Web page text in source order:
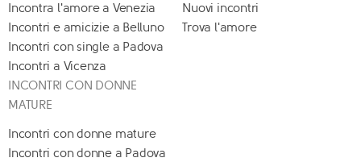
Incontra l'amore a Venezia
Incontri e amicizie a Belluno
Incontri con single a Padova
Incontri a Vicenza
Nuovi incontri
Trova l'amore
INCONTRI CON DONNE
MATURE
Incontri con donne mature
Incontri con donne a Padova